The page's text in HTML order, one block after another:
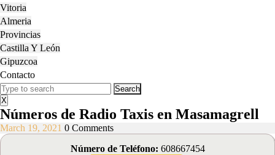
Vitoria
Almeria
Provincias
Castilla Y León
Gipuzcoa
Contacto
Close
Menu
Search
for:
X
Números de Radio Taxis en Masamagrell
March 19, 2021 March
2021
0 Comments
Número de Teléfono: 608667454